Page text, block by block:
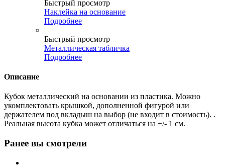
Быстрый просмотр
Наклейка на основание
Подробнее
Быстрый просмотр
Металлическая табличка
Подробнее
Описание
Кубок металлический на основании из пластика. Можно
укомплектовать крышкой, дополненной фигурой или
держателем под вкладыш на выбор (не входит в стоимость). .
Реальная высота кубка может отличаться на +/- 1 см.
Ранее вы смотрели